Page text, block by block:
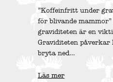
”Koffeinfritt under
för blivande
graviditeten är en
Graviditeten
bryta ned…
Läs mer